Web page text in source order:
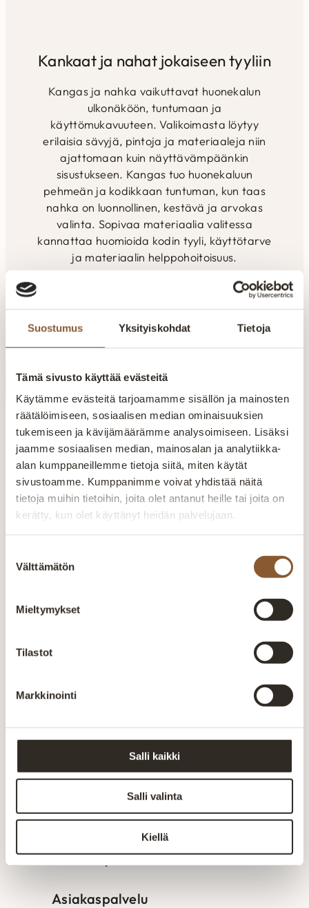
Suostumus Yksityiskohdat Tietoja
Tämä sivusto käyttää evästeitä
Käytämme evästeitä tarjoamamme sisällön ja mainosten
räätälöimiseen, sosiaalisen median ominaisuuksien
tukemiseen ja kävijämäärämme analysoimiseen. Lisäksi
jaamme sosiaalisen median, mainosalan ja analytiikka-
alan kumppaneillemme tietoja siitä, miten käytät
sivustoamme. Kumppanimme voivat yhdistää näitä
tietoja muihin tietoihin, joita olet antanut heille tai joita on
kerätty, kun olet käyttänyt heidän palvelujaan.
valinta
Välttämätön
Mieltymykset
Tilastot
Markkinointi
Salli kaikki
Salli valinta
Kiellä
Kankaat ja nahat jokaiseen tyyliin
Kangas ja nahka vaikuttavat huonekalun
ulkonäköön, tuntumaan ja
käyttömukavuuteen. Valikoimasta löytyy
erilaisia sävyjä, pintoja ja materiaaleja niin
ajattomaan kuin näyttävämpäänkin
sisustukseen. Kangas tuo huonekaluun
pehmeän ja kodikkaan tuntuman, kun taas
nahka on luonnollinen, kestävä ja arvokas
valinta. Sopivaa materiaalia valitessa
kannattaa huomioida kodin tyyli, käyttötarve
ja materiaalin helppohoitoisuus.
käyttömukavuuteen. Jos sopiva
kangas, nahka tai sävy mietityttää,
asiakaspalvelumme auttaa mielellään
kotiisi ja käyttötarpeeseesi.
Tilaa näyte
Asiakaspalvelu